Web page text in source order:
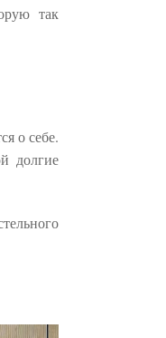
так
о себе.
долгие